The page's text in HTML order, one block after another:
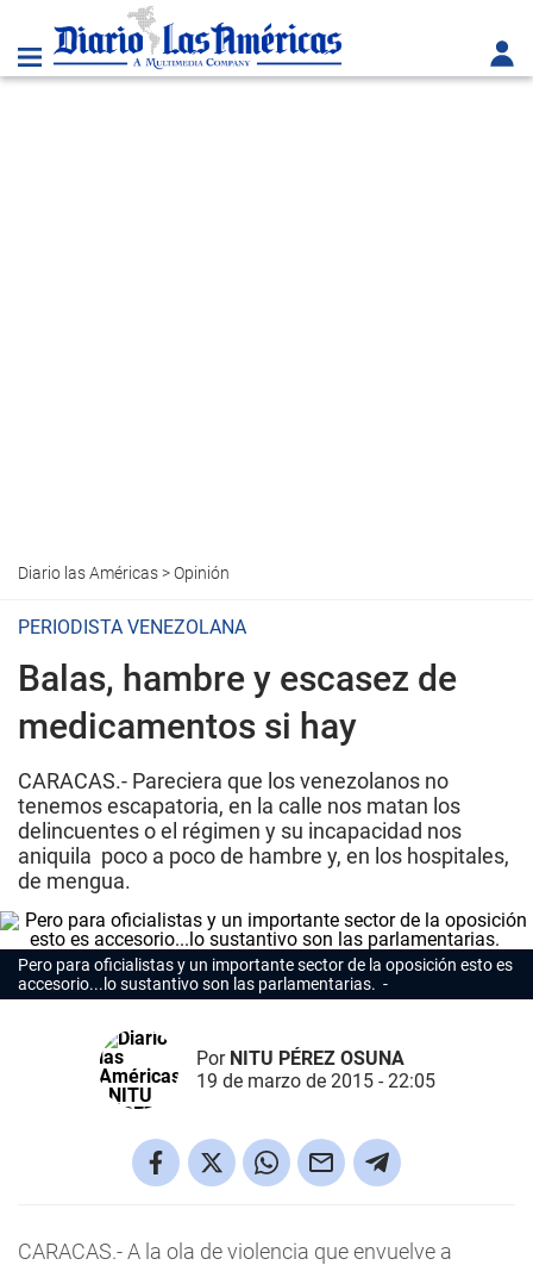
Diario las Américas>Opinión
PERIODISTA VENEZOLANA
Balas, hambre y escasez de
medicamentos si hay
CARACAS.- Pareciera que los venezolanos no
tenemos escapatoria, en la calle nos matan los
delincuentes o el régimen y su incapacidad nos
aniquila poco a poco de hambre y, en los hospitales,
de mengua.
Pero para oficialistas y un importante sector de la oposición esto es
accesorio...lo sustantivo son las parlamentarias.
Por NITU PÉREZ OSUNA
19 de marzo de 2015 - 22:05
CARACAS.- A la ola de violencia que envuelve a